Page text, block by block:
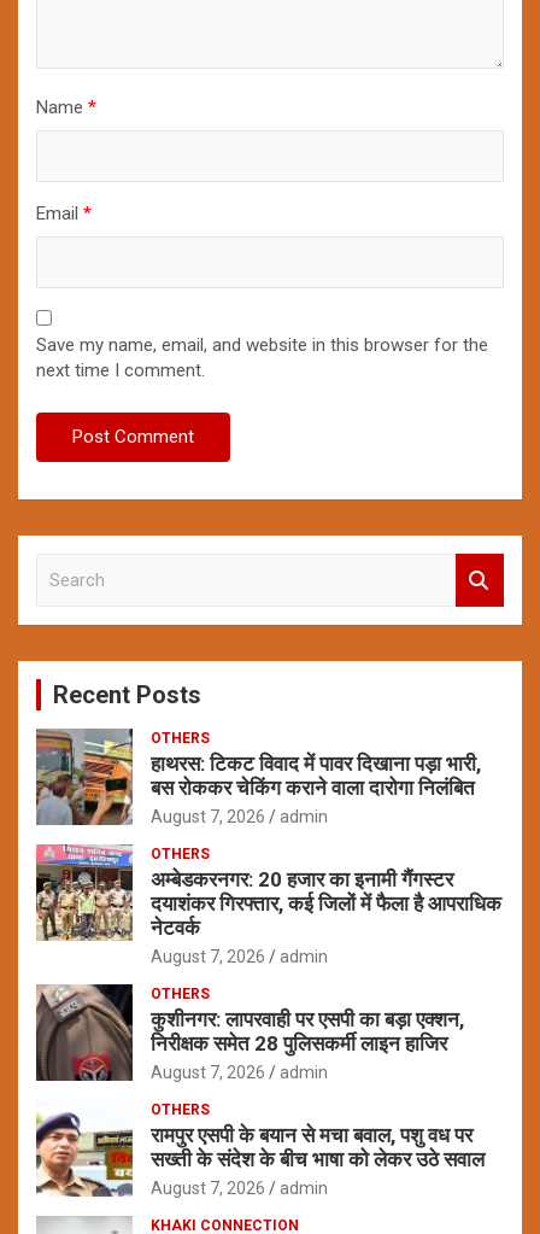
Name *
Email *
Save my name, email, and website in this browser for the
next time I comment.
c
Recent Posts
OTHERS
हाथरस: टिकट विवाद में पावर दिखाना पड़ा भारी,
बस रोककर चेकिंग कराने वाला दारोगा निलंबित
August 7, 2026 admin
OTHERS
अम्बेडकरनगर: 20 हजार का इनामी गैंगस्टर
दयाशंकर गिरफ्तार, कई जिलों में फैला है आपराधिक
नेटवर्क
August 7, 2026 admin
OTHERS
कुशीनगर: लापरवाही पर एसपी का बड़ा एक्शन,
निरीक्षक समेत 28 पुलिसकर्मी लाइन हाजिर
August 7, 2026 admin
OTHERS
रामपुर एसपी के बयान से मचा बवाल, पशु वध पर
सख्ती के संदेश के बीच भाषा को लेकर उठे सवाल
August 7, 2026 admin
KHAKI CONNECTION